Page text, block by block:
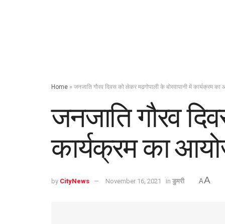
Home » जनजाति गौरव दिवस को लेकर मढगोपाली के बोरवापानी में कार्यक्रम
जनजाति गौरव
कार्यक्रम का
by CityNews November 16, 2021 in डुमरी AA